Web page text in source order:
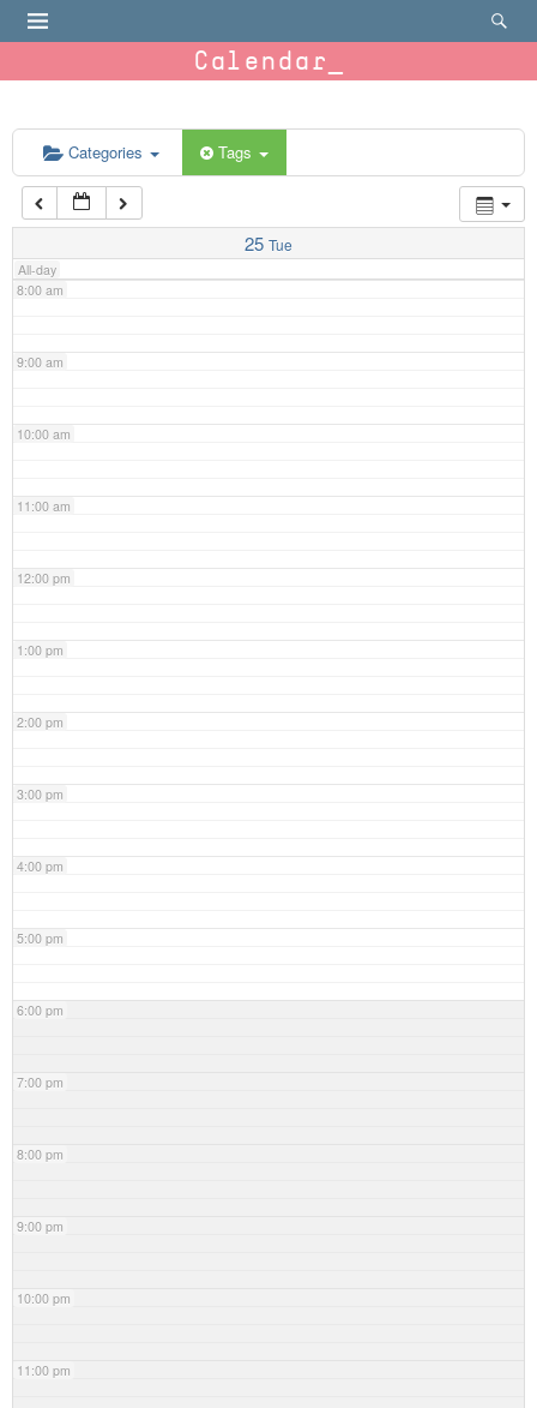
Calendar
Categories Tags
25 Tue
All-day
6:00 am
7:00 am
8:00 am
9:00 am
10:00 am
11:00 am
12:00 pm
1:00 pm
2:00 pm
3:00 pm
4:00 pm
5:00 pm
6:00 pm
7:00 pm
8:00 pm
9:00 pm
10:00 pm
11:00 pm